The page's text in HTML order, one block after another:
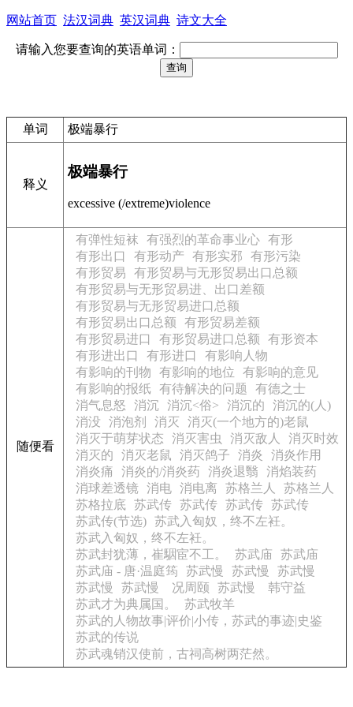
网站首页 法汉词典 英汉词典 诗文大全
请输入您要查询的英语单词：
单词 极端暴行
释义
极端暴行
excessive (/extreme)violence
随便看
有弹性短袜 有强烈的革命事业心 有形
有形出口
有形动产 有形实邪
有形污染
有形贸易
有形贸易与无形贸易出口总额
有形贸易与无形贸易进、出口差额
有形贸易与无形贸易进口总额
有形贸易出口总额
有形贸易差额
有形贸易进口
有形贸易进口总额
有形资本
有形进出口
有形进口
有影响人物
有影响的刊物
有影响的地位
有影响的意见
有影响的报纸
有待解决的问题
有德之士
消气息怒
消沉 消沉<俗> 消沉的
消沉的(人)
消没
消泡剂 消灭
消灭(一个地方的)老鼠
消灭于萌芽状态
消灭害虫 消灭敌人
消灭时效
消灭的
消灭老鼠 消灭鸽子 消炎
消炎作用
消炎痛
消炎的/消炎药 消炎退翳
消焰装药
消球差透镜 消电 消电离 苏格兰人
苏格兰人
苏格拉底
苏武传 苏武传 苏武传 苏武传
苏武传(节选) 苏武入匈奴，终不左衽。
苏武入匈奴，终不左衽。
苏武封犹薄，崔駰宦不工。
苏武庙
苏武庙
苏武庙 - 唐·温庭筠
苏武慢 苏武慢
苏武慢
苏武慢
苏武慢 况周颐
苏武慢 韩守益
苏武才为典属国。
苏武牧羊
苏武的人物故事|评价|小传，苏武的事迹|史鉴
苏武的传说
苏武魂销汉使前，古祠高树两茫然。